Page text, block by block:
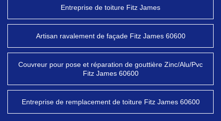
Entreprise de toiture Fitz James
Artisan ravalement de façade Fitz James 60600
Couvreur pour pose et réparation de gouttière Zinc/Alu/Pvc
Fitz James 60600
Entreprise de remplacement de toiture Fitz James 60600